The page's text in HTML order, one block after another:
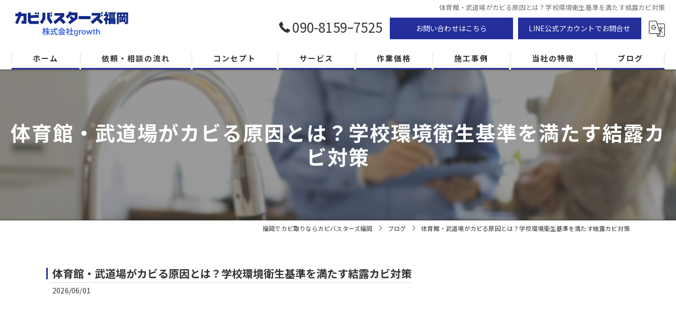
体育館・武道場がカビる原因とは？学校環境衛生基準を満たす結露カビ対策
090-8159ｰ7525 お問い合わせはこちら LINE公式アカウントでお問合せ
ホーム 依頼・相談の流れ コンセプト サービス 作業価格 施工事例 当社の特徴
防カビ
カビ専門
ZEH住宅
カビ検査
ブログ
体育館・武道場がカビる原因とは？学校環境衛生基準を満たす結露カ
ビ対策
福岡でカビ取りならカビバスターズ福岡 ブログ 体育館・武道場がカビる原因とは？学校環境衛生基準を満たす結露カビ対策
体育館・武道場がカビる原因とは？学校環境衛生基準を満たす結露カビ対策
2026/06/01